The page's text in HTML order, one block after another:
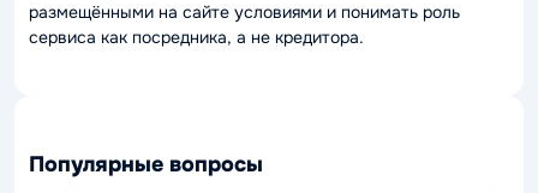
размещёнными на сайте условиями и понимать роль
сервиса как посредника, а не кредитора.
Популярные вопросы